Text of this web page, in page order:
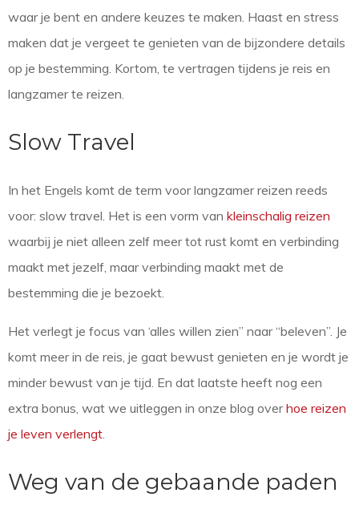
waar je bent en andere keuzes te maken. Haast en stress
maken dat je vergeet te genieten van de bijzondere details
op je bestemming. Kortom, te vertragen tijdens je reis en
langzamer te reizen.
Slow Travel
In het Engels komt de term voor langzamer reizen reeds
voor: slow travel. Het is een vorm van kleinschalig reizen
waarbij je niet alleen zelf meer tot rust komt en verbinding
maakt met jezelf, maar verbinding maakt met de
bestemming die je bezoekt.
Het verlegt je focus van ‘alles willen zien” naar “beleven”. Je
komt meer in de reis, je gaat bewust genieten en je wordt je
minder bewust van je tijd. En dat laatste heeft nog een
extra bonus, wat we uitleggen in onze blog overhoe reizen
je leven verlengt
Weg van de gebaande paden